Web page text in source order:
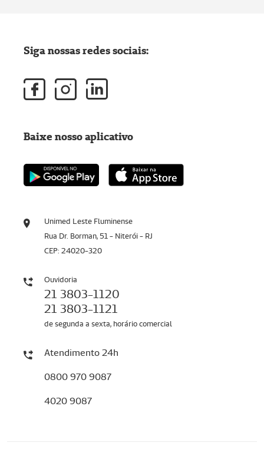
Unimed Leste Fluminense
Rua Dr. Borman, 51 - Niterói - RJ
CEP: 24020-320
Ouvidoria
21 3803-1120
21 3803-1121
de segunda a sexta, horário comercial
Atendimento 24h
0800 970 9087
4020 9087
Siga nossas redes sociais:
Baixe nosso aplicativo